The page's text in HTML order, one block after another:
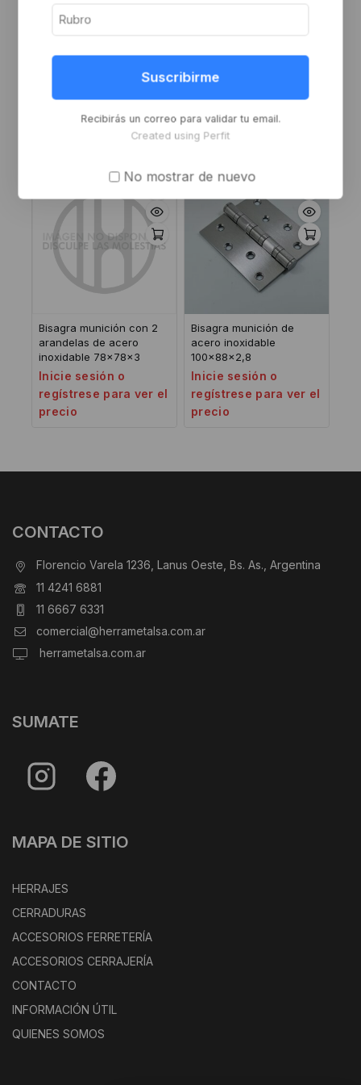
arandelas de acero
inoxidable 100x88x3
Inicie sesión o
regístrese para ver el
de 2 arandelas
precio
Bisagra munición con 2
arandelas de acero
inoxidable 78x78x3
Inicie sesión o
regístrese para ver el
precio
Bisagra munición de
acero inoxidable
100x88x2,8
Inicie sesión o
regístrese para ver el
precio
CONTACTO
Florencio Varela 1236, Lanus Oeste, Bs. As., Argentina
11 4241 6881
11 6667 6331
comercial@herrametalsa.com.ar
herrametalsa.com.ar
SUMATE
MAPA DE SITIO
HERRAJES
CERRADURAS
ACCESORIOS FERRETERÍA
ACCESORIOS CERRAJERÍA
CONTACTO
INFORMACIÓN ÚTIL
QUIENES SOMOS
Suscribirme
Recibirás un correo para validar tu email.
Created using Perfit
No mostrar de nuevo